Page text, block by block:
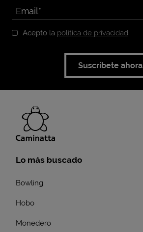
Acepto la política de privacidad.
Suscríbete ahora
Lo más buscado
Bowling
Hobo
Monedero